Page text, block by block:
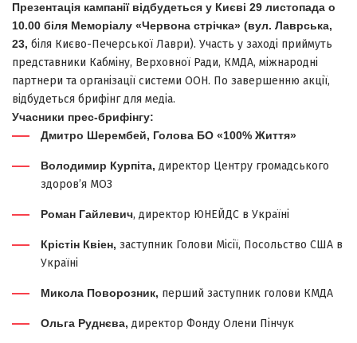
Презентація кампанії відбудеться у Києві 29 листопада о
10.00 біля Меморіалу «Червона стрічка» (вул. Лаврська,
23, біля Києво-Печерської Лаври). Участь у заході приймуть
представники Кабміну, Верховної Ради, КМДА, міжнародні
партнери та організації системи ООН. По завершенню акції,
відбудеться брифінг для медіа.
Учасники прес-брифінгу:
Дмитро Шерембей, Голова БО «100% Життя»
Володимир Курпіта, директор Центру громадського
здоров’я МОЗ
Роман Гайлевич, директор ЮНЕЙДС в Україні
Крістін Квіен, заступник Голови Місії, Посольство США в
Україні
Микола Поворозник, перший заступник голови КМДА
Ольга Руднєва, директор Фонду Олени Пінчук